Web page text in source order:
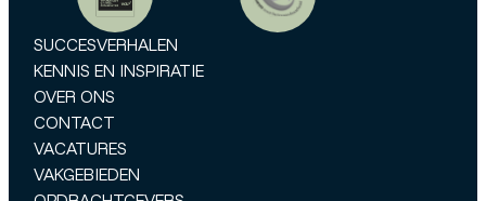
SUCCESVERHALEN
KENNIS EN INSPIRATIE
OVER ONS
CONTACT
VACATURES
VAKGEBIEDEN